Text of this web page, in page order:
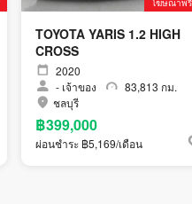
TOYOTA YARIS 1.2 HIGH
CROSS
2020
- เจ้าของ
83,813 กม.
ชลบุรี
฿399,000
ผ่อนชำระ ฿5,169/เดือน